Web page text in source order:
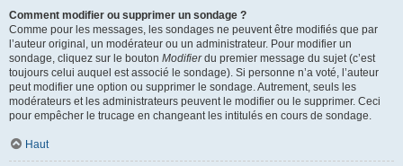
Comment modifier ou supprimer un sondage ?
Comme pour les messages, les sondages ne peuvent être modifiés que par
l’auteur original, un modérateur ou un administrateur. Pour modifier un
sondage, cliquez sur le bouton Modifierdu premier message du sujet (c’est
toujours celui auquel est associé le sondage). Si personne n’a voté, l’auteur
peut modifier une option ou supprimer le sondage. Autrement, seuls les
modérateurs et les administrateurs peuvent le modifier ou le supprimer. Ceci
pour empêcher le trucage en changeant les intitulés en cours de sondage.
Haut